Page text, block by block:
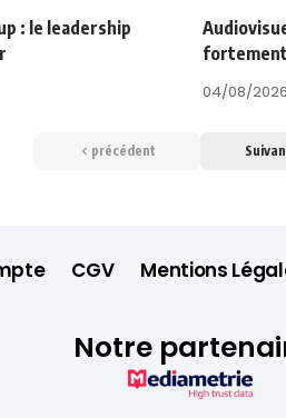
: le leadership
fortement
04/08/2026
précédent
CGV Mentions
Notre